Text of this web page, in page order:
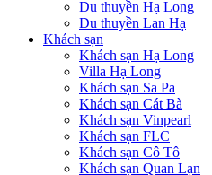
Du thuyền Hạ Long
Du thuyền Lan Hạ
Khách sạn
Khách sạn Hạ Long
Villa Hạ Long
Khách sạn Sa Pa
Khách sạn Cát Bà
Khách sạn Vinpearl
Khách sạn FLC
Khách sạn Cô Tô
Khách sạn Quan Lạn